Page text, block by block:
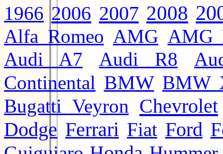
1966 2006 2007 2008
Alfa Romeo AMG AMG
Audi A7
Audi R8
Continental BMW BMW
Bugatti Veyron Chevrolet
Dodge Ferrari Fiat Ford